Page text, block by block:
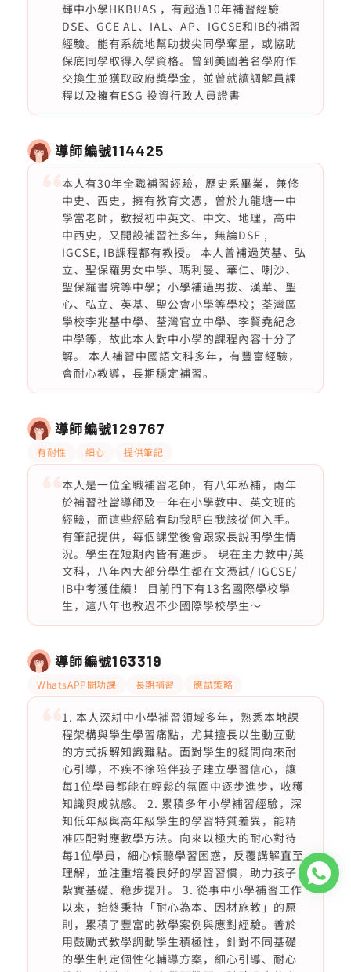
輝中小學HKBUAS ，有超過10年補習經驗
DSE、GCE AL、IAL、AP、IGCSE和IB的補習
經驗。能有系統地幫助拔尖同學奪星，或協助
保底同學取得入學資格。曾到美國著名學府作
交換生並獲取政府獎學金，並曾就讀調解員課
程以及擁有ESG 投資行政人員證書
導師編號114425
本人有30年全職補習經驗，歷史系畢業，兼修
中史、西史，擁有教育文憑，曾於九龍塘一中
學當老師，教授初中英文、中文、地理，高中
中西史，又開設補習社多年，無論DSE ,
IGCSE, IB課程都有教授。 本人曾補過英基、弘
立、聖保羅男女中學、瑪利曼、華仁、喇沙、
聖保羅書院等中學；小學補過男拔、漢華、聖
心、弘立、英基、聖公會小學等學校；荃灣區
學校李兆基中學、荃灣官立中學、李賢堯紀念
中學等，故此本人對中小學的課程內容十分了
解。 本人補習中國語文科多年，有豐富經驗，
會耐心教導，長期穩定補習。
導師編號129767
有耐性 細心 提供筆記
本人是一位全職補習老師，有八年私補，兩年
於補習社當導師及一年在小學教中、英文班的
經驗，而這些經驗有助我明白我該從何入手。
有筆記提供，每個課堂後會跟家長說明學生情
況。學生在短期內皆有進步。 現在主力教中/英
文科，八年內大部分學生都在文憑試/ IGCSE/
IB中考獲佳績！ 目前門下有13名國際學校學
生，這八年也教過不少國際學校學生～
導師編號163319
WhatsAPP問功課 長期補習 應試策略
1. 本人深耕中小學補習領域多年，熟悉本地課
程架構與學生學習痛點，尤其擅長以生動互動
的方式拆解知識難點。面對學生的疑問向來耐
心引導，不疾不徐陪伴孩子建立學習信心，讓
每1位學員都能在輕鬆的氛圍中逐步進步，收穫
知識與成就感。 2. 累積多年小學補習經驗，深
知低年級與高年級學生的學習特質差異，能精
准匹配對應教學方法。向來以極大的耐心對待
每1位學員，細心傾聽學習困惑，反覆講解直至
理解，並注重培養良好的學習習慣，助力孩子
紮實基礎、稳步提升。 3. 從事中小學補習工作
以來，始終秉持「耐心為本、因材施教」的原
則，累積了豐富的教學案例與應對經驗。善於
用鼓勵式教學調動學生積極性，針對不同基礎
的學生制定個性化輔導方案，細心引導、耐心